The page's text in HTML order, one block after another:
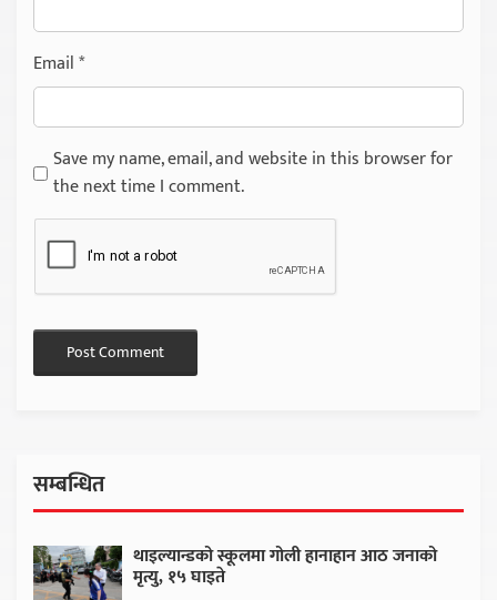
Email*
Save my name, email, and website in this browser for
the next time I comment.
सम्बन्धित
थाइल्यान्डको स्कूलमा गोली हानाहान आठ जनाको
मृत्यु, १५ घाइते